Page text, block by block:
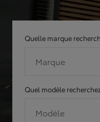
Quelle marque
Marque
Quel modèle
Modèle